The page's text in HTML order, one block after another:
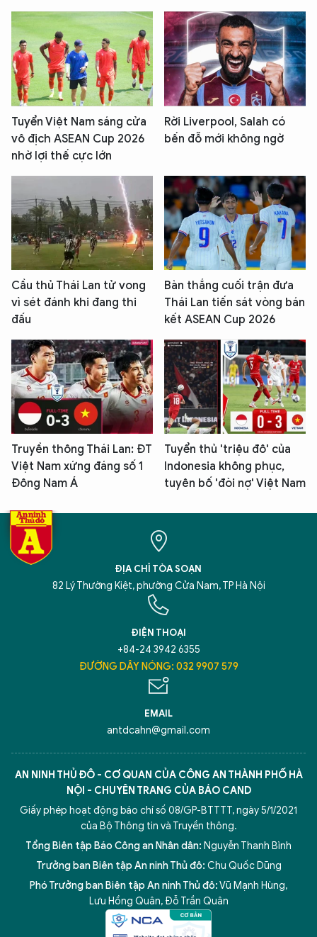
Tuyển Việt Nam sáng cửa
vô địch ASEAN Cup 2026
nhờ lợi thế cực lớn
Rời Liverpool, Salah có
bến đỗ mới không ngờ
Cầu thủ Thái Lan tử vong
vì sét đánh khi đang thi
đấu
Bàn thắng cuối trận đưa
Thái Lan tiến sát vòng bán
kết ASEAN Cup 2026
Truyền thông Thái Lan: ĐT
Việt Nam xứng đáng số 1
Đông Nam Á
Tuyển thủ 'triệu đô' của
Indonesia không phục,
tuyên bố 'đòi nợ' Việt Nam
ĐỊA CHỈ TÒA SOẠN
82 Lý Thường Kiệt, phường Cửa Nam, TP Hà Nội
ĐIỆN THOẠI
+84-24 3942 6355
ĐƯỜNG DÂY NÓNG: 032 9907 579
EMAIL
antdcahn@gmail.com
AN NINH THỦ ĐÔ - CƠ QUAN CỦA CÔNG AN THÀNH PHỐ HÀ
NỘI - CHUYÊN TRANG CỦA BÁO CAND
Giấy phép hoạt động báo chí số 08/GP-BTTTT, ngày 5/1/2021
của Bộ Thông tin và Truyền thông.
Tổng Biên tập Báo Công an Nhân dân: Nguyễn Thanh Bình
Trưởng ban Biên tập An ninh Thủ đô: Chu Quốc Dũng
Phó Trưởng ban Biên tập An ninh Thủ đô:Vũ Mạnh Hùng,
Lưu Hồng Quân, Đỗ Trần Quân